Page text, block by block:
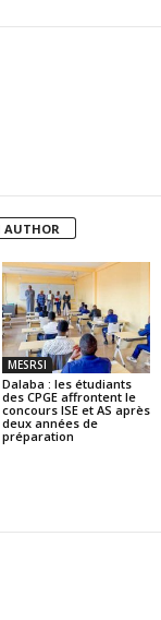
AUTHOR
MESRSI
Dalaba : les étudiants
des CPGE affrontent le
concours ISE et AS après
deux années de
préparation